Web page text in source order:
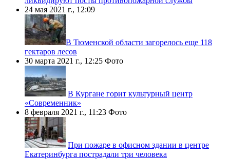
24 мая 2021 г., 12:09
​В Тюменской области загорелось еще 118
гектаров лесов
30 марта 2021 г., 12:25 Фото
В Кургане горит культурный центр
«Современник»
8 февраля 2021 г., 11:23 Фото
При пожаре в офисном здании в центре
Екатеринбурга пострадали три человека